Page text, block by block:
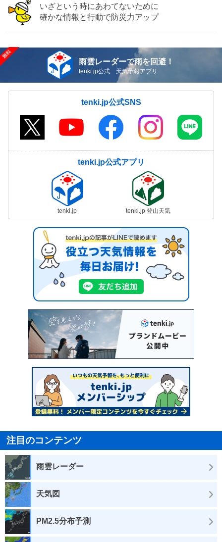
いざという時にあわてないために
確かな情報と行動で防災力アップ
雨雲レーダーで雨を回避！
tenki.jp公式 天気予報アプリ
tenki.jp公式SNS
tenki.jp公式アプリ
tenki.jp tenki.jp 登山天気
注目のコンテンツ
雨雲レーダー
天気図
PM2.5分布予測